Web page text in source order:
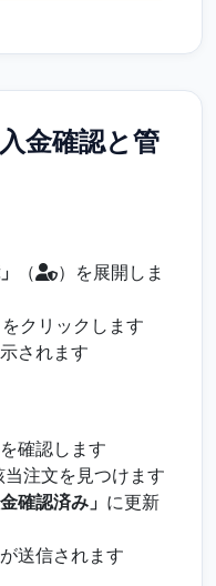
金確認と管
（
）を展開しま
をクリックします
されます
確認します
注文を見つけます
金確認済み」 に更新
送信されます